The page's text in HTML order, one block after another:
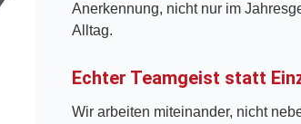
Anerkennung, nicht nur im
Alltag.
Echter Teamgeist statt
Wir arbeiten miteinander, nicht